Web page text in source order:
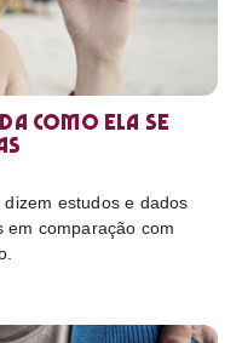
como ela se
estudos e dados
em comparação com